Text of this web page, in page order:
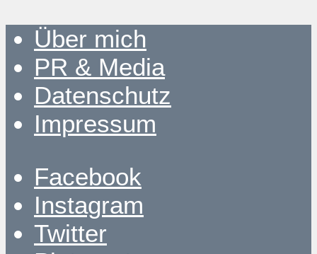
Über mich
PR & Media
Datenschutz
Impressum
Facebook
Instagram
Twitter